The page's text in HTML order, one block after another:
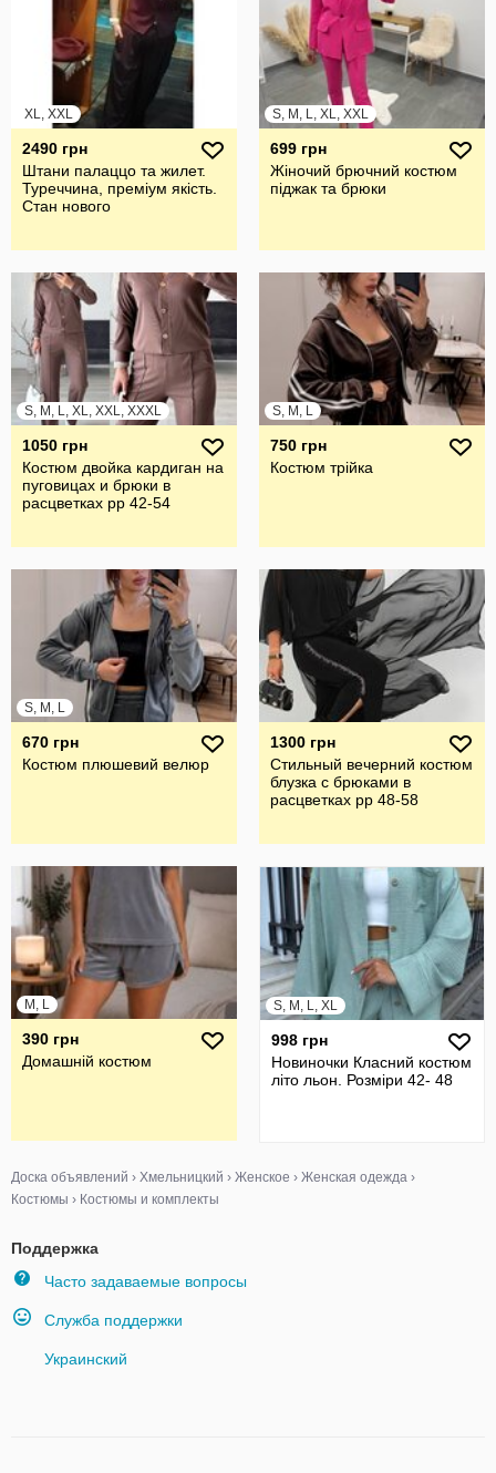
XL, XXL
2490 грн
Штани палаццо та жилет.
Туреччина, преміум якість.
Стан нового
S, M, L, XL, XXL
699 грн
Жіночий брючний костюм
піджак та брюки
S, M, L, XL, XXL, XXXL
1050 грн
Костюм двойка кардиган на
пуговицах и брюки в
расцветках рр 42-54
S, M, L
750 грн
Костюм трійка
S, M, L
670 грн
Костюм плюшевий велюр
1300 грн
Стильный вечерний костюм
блузка с брюками в
расцветках рр 48-58
M, L
390 грн
Домашній костюм
S, M, L, XL
998 грн
Новиночки Класний костюм
літо льон. Розміри 42- 48
Доска объявлений › Хмельницкий › Женское › Женская одежда ›
Костюмы › Костюмы и комплекты
Поддержка
Часто задаваемые вопросы
Служба поддержки
Украинский